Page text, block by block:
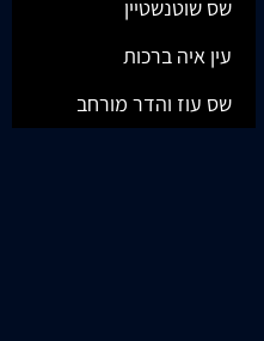
שס שוטנשטיין
עין איה ברכות
שס עוז והדר מורחב